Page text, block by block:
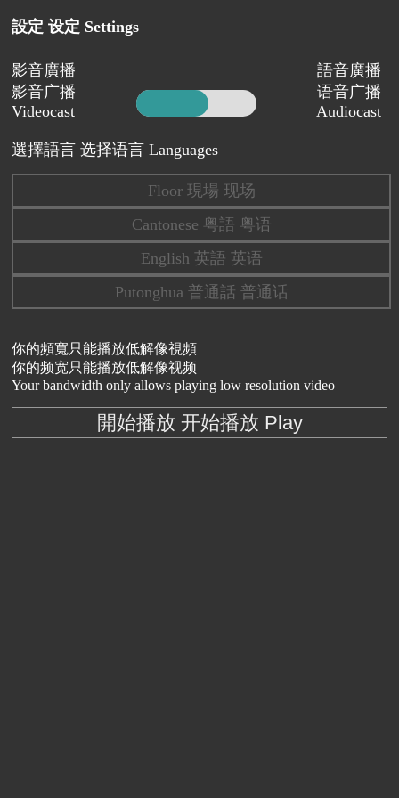
設定 设定 Settings
影音廣播
影音广播
Videocast
語音廣播
语音广播
Audiocast
選擇語言 选择语言 Languages
Floor 現場 现场
Cantonese 粤語 粤语
English 英語 英语
Putonghua 普通話 普通话
你的頻寬只能播放低解像視頻
你的频宽只能播放低解像视频
Your bandwidth only allows playing low resolution video
開始播放 开始播放 Play